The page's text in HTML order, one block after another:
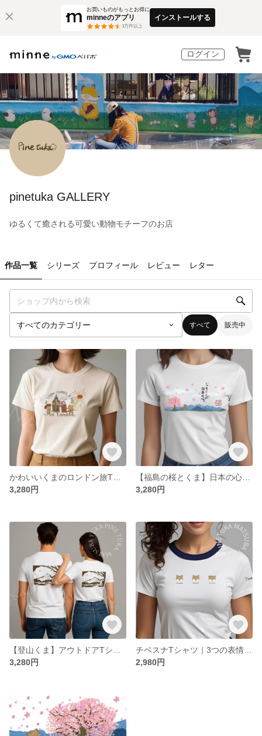
お買いものがもっとお得に
minneのアプリ
3万件以上
インストールする
ログイン
pinetuka GALLERY
ゆるくて癒される可愛い動物モチーフのお店
作品一覧 シリーズ プロフィール レビュー レター
すべて 販売中
3,280円
3,280円
3,280円
2,980円